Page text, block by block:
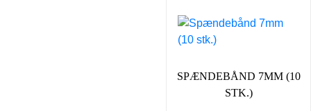
SPÆNDEBÅND 7MM (10
STK.)